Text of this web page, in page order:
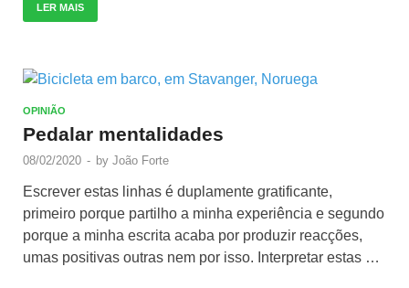
LER MAIS
OPINIÃO
Pedalar mentalidades
08/02/2020 - by João Forte
Escrever estas linhas é duplamente gratificante,
primeiro porque partilho a minha experiência e segundo
porque a minha escrita acaba por produzir reacções,
umas positivas outras nem por isso. Interpretar estas …